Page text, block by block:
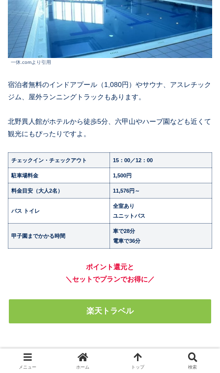
一休.comより引用
宿泊者無料のインドアプール（1,080円）やサウナ、アスレチック
ジム、屋外ランニングトラックもあります。
北野異人館がホテルから徒歩5分、六甲山やハーブ園なども近くて
観光にもぴったりですよ。
チェックイン・チェックアウト 15：00／12：00
駐車場料金 1,500円
料金目安（大人2名） 11,576円～
バス トイレ
全室あり
ユニットバス
甲子園までかかる時間
車で28分
電車で36分
ポイント還元と
＼セットでプランでお得に／
楽天トラベル
毎月20日から30日は
＼じゃらんがお得／
メニュー ホーム トップ 検索